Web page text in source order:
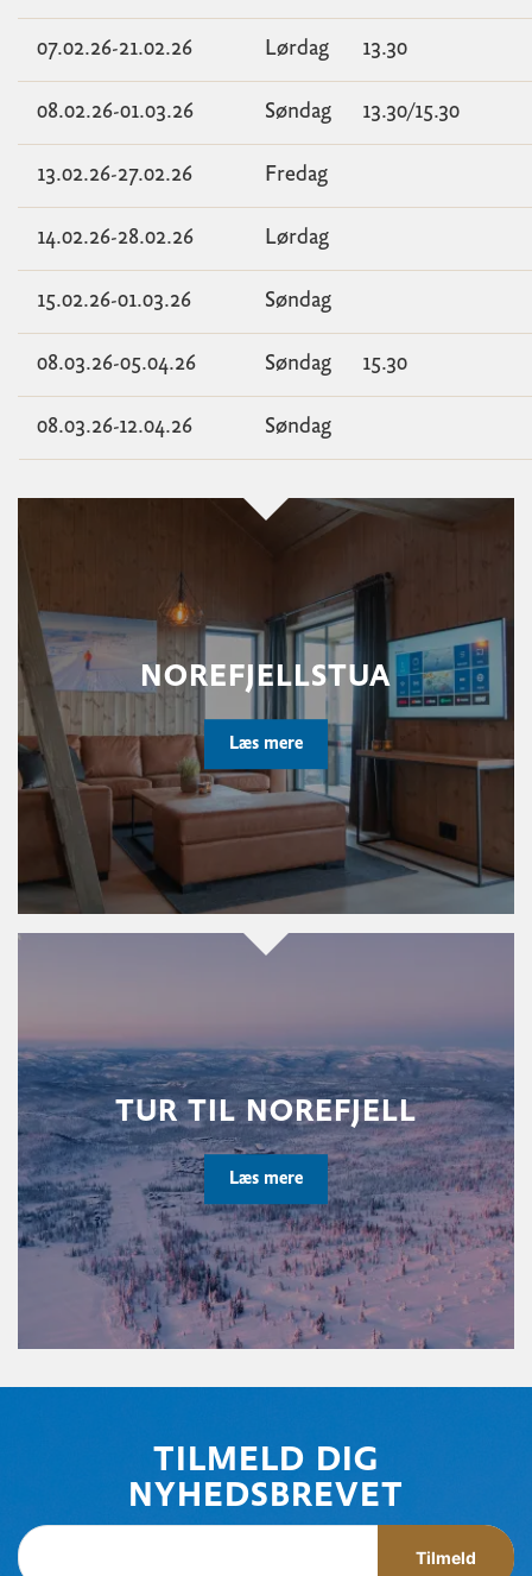
07.02.26-21.02.26 Lørdag 13.30
08.02.26-01.03.26 Søndag 13.30/15.30
13.02.26-27.02.26 Fredag
14.02.26-28.02.26 Lørdag
15.02.26-01.03.26 Søndag
08.03.26-05.04.26 Søndag 15.30
08.03.26-12.04.26 Søndag
NOREFJELLSTUA
Læs mere
TUR TIL NOREFJELL
Læs mere
TILMELD DIG
NYHEDSBREVET
Tilmeld